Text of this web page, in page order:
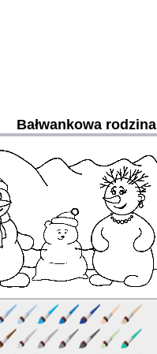
Bałwankowa rodzina